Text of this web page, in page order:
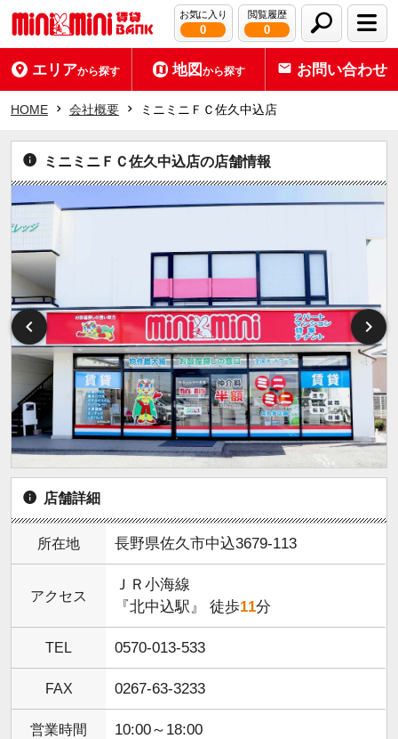
お気に入り
0
閲覧履歴
0
エリアから探す 地図から探す お問い合わせ
HOME 会社概要 ミニミニＦＣ佐久中込店
ミニミニＦＣ佐久中込店の店舗情報
店舗詳細
所在地 長野県佐久市中込3679-113
アクセス
ＪＲ小海線
『北中込駅』 徒歩11分
TEL 0570-013-533
FAX 0267-63-3233
営業時間 10:00～18:00